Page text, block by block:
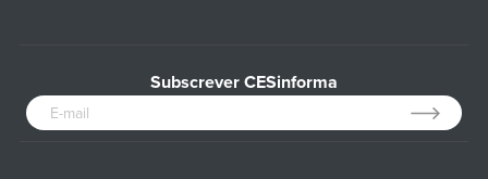
Subscrever CESinforma